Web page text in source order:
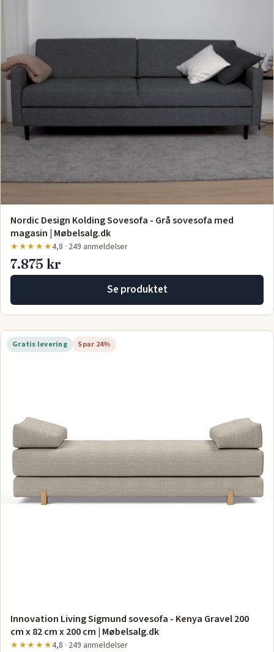
Nordic Design Kolding Sovesofa - Grå sovesofa med
magasin | Møbelsalg.dk
★★★★★4,8 · 249 anmeldelser
7.875 kr
Se produktet
Gratis levering Spar 24%
Innovation Living Sigmund sovesofa - Kenya Gravel 200
cm x 82 cm x 200 cm | Møbelsalg.dk
★★★★★4,8 · 249 anmeldelser